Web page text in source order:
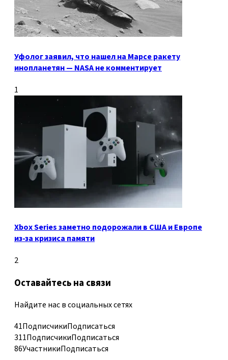
Уфолог заявил, что нашел на Марсе ракету
инопланетян — NASA не комментирует
1
Xbox Series заметно подорожали в США и Европе
из-за кризиса памяти
2
Оставайтесь на связи
Найдите нас в социальных сетях
41ПодписчикиПодписаться
311ПодписчикиПодписаться
86УчастникиПодписаться